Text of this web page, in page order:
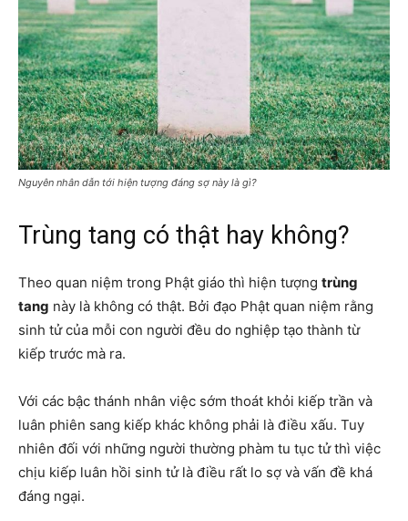
Nguyên nhân dẫn tới hiện tượng đáng sợ này là gì?
Trùng tang có thật hay không?
Theo quan niệm trong Phật giáo thì hiện tượng trùng
tang này là không có thật. Bởi đạo Phật quan niệm rằng
sinh tử của mỗi con người đều do nghiệp tạo thành từ
kiếp trước mà ra.
Với các bậc thánh nhân việc sớm thoát khỏi kiếp trần và
luân phiên sang kiếp khác không phải là điều xấu. Tuy
nhiên đối với những người thường phàm tu tục tử thì việc
chịu kiếp luân hồi sinh tử là điều rất lo sợ và vấn đề khá
đáng ngại.